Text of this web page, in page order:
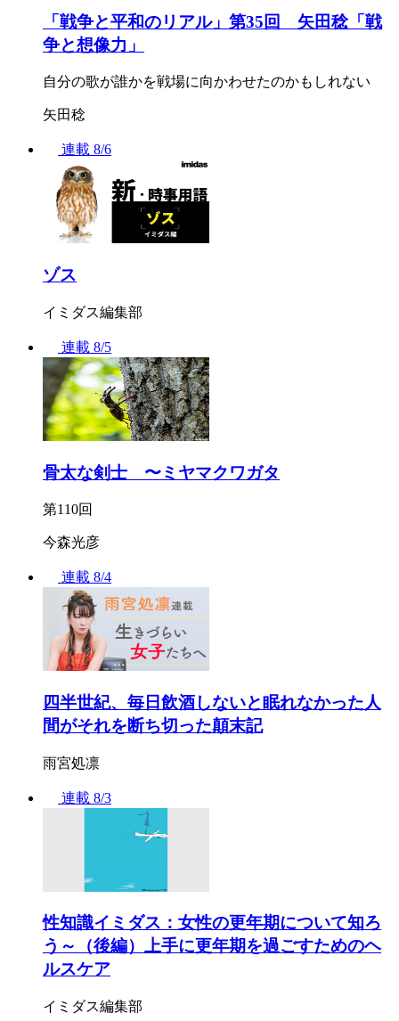
「戦争と平和のリアル」第35回 矢田稔「戦
争と想像力」
自分の歌が誰かを戦場に向かわせたのかもしれない
矢田稔
連載 8/6
ゾス
イミダス編集部
連載 8/5
骨太な剣士 〜ミヤマクワガタ
第110回
今森光彦
連載 8/4
四半世紀、毎日飲酒しないと眠れなかった人
間がそれを断ち切った顛末記
雨宮処凛
連載 8/3
性知識イミダス：女性の更年期について知ろ
う～（後編）上手に更年期を過ごすためのヘ
ルスケア
イミダス編集部